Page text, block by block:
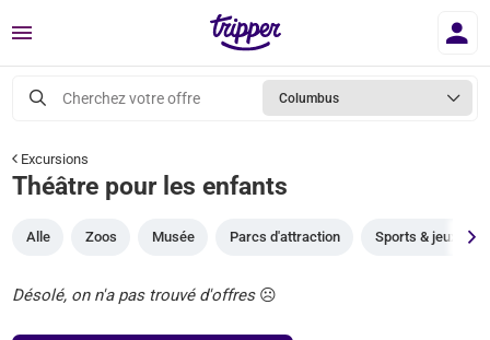
Menu
Cherchez votre offre Columbus
Excursions
Théâtre pour les enfants
Alle Zoos Musée Parcs d'attraction Sports & jeux
Désolé, on n'a pas trouvé d'offres☹️